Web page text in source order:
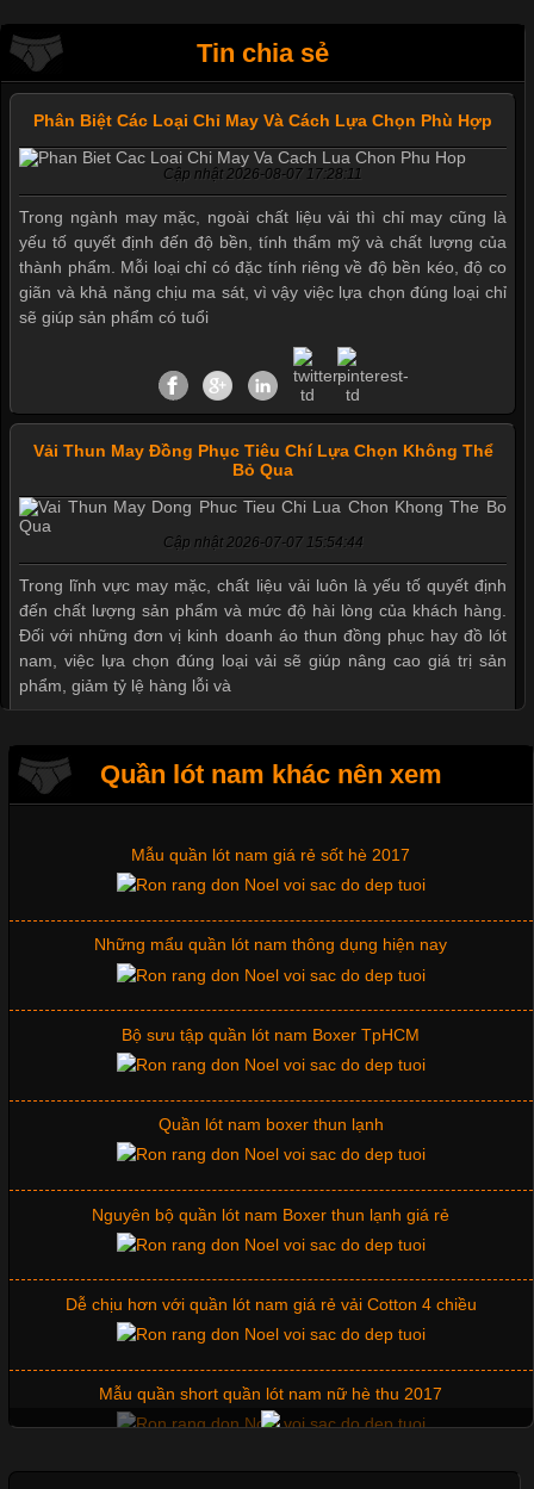
Tin chia sẻ
Phân Biệt Các Loại Chỉ May Và Cách Lựa Chọn Phù Hợp
Cập nhật 2026-08-07 17:28:11
Trong ngành may mặc, ngoài chất liệu vải thì chỉ may cũng là
yếu tố quyết định đến độ bền, tính thẩm mỹ và chất lượng của
thành phẩm. Mỗi loại chỉ có đặc tính riêng về độ bền kéo, độ co
giãn và khả năng chịu ma sát, vì vậy việc lựa chọn đúng loại chỉ
sẽ giúp sản phẩm có tuổi
Vải Thun May Đồng Phục Tiêu Chí Lựa Chọn Không Thể
Bỏ Qua
Cập nhật 2026-07-07 15:54:44
Trong lĩnh vực may mặc, chất liệu vải luôn là yếu tố quyết định
đến chất lượng sản phẩm và mức độ hài lòng của khách hàng.
Đối với những đơn vị kinh doanh áo thun đồng phục hay đồ lót
nam, việc lựa chọn đúng loại vải sẽ giúp nâng cao giá trị sản
phẩm, giảm tỷ lệ hàng lỗi và
Áo thun là một trong những trang phục phổ biến nhất hiện nay
nhờ tính tiện dụng, dễ phối đồ và phù hợp với nhiều đối tượng.
quan trọng tạo nên phong cách riêng cho từng sản phẩm. Mỗi
loại cổ áo sẽ mang đến một vẻ đẹp khác
Những Mẫu Áo Thun Đồng Phục Công Ty Được Ưa
Chuộng Hiện Nay
Cập nhật 2026-06-01 14:23:34
Trong môi trường kinh doanh hiện đại, việc xây dựng hình ảnh
chuyên nghiệp đóng vai trò quan trọng đối với sự phát triển của
doanh nghiệp. Một trong những giải pháp hiệu quả được nhiều
đơn vị lựa chọn hiện nay là sử dụng áo thun đồng phục công ty.
Không chỉ giúp tạo sự đồng bộ, áo thun
Quần lót nam khác nên xem
Mẫu quần short quần lót nam nữ hè thu 2017
Thị hiều quần lót nam bơi lội nam và nữ 2017
Xu hướng thời trang trẻ và quần lót nam giá sỉ
Giặt và bảo quản quần lót nam đúng cách
Mẫu quần lót nam giá rẻ sốt hè 2017
Những mẩu quần lót nam thông dụng hiện nay
Bộ sưu tập quần lót nam Boxer TpHCM
Quần lót nam boxer thun lạnh
Nguyên bộ quần lót nam Boxer thun lạnh giá rẻ
Dễ chịu hơn với quần lót nam giá rẻ vải Cotton 4 chiều
Mẫu quần short quần lót nam nữ hè thu 2017